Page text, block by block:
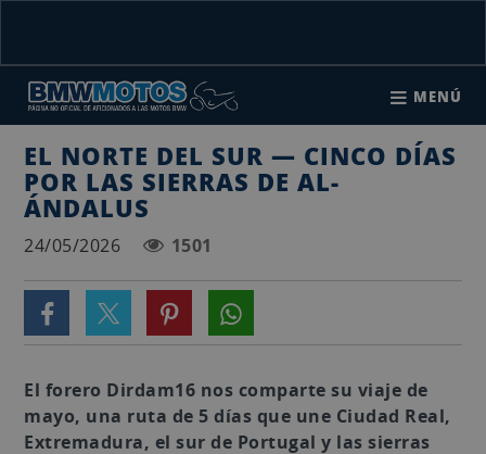
EL NORTE DEL SUR — CINCO DÍAS
POR LAS SIERRAS DE AL-
ÁNDALUS
24/05/2026 1501
El forero Dirdam16 nos comparte su viaje de
mayo, una ruta de 5 días que une Ciudad Real,
Extremadura, el sur de Portugal y las sierras
MENÚ